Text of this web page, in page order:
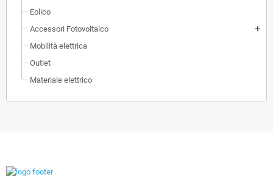
Eolico
Accessori Fotovoltaico
add
Mobilità elettrica
Outlet
Materiale elettrico